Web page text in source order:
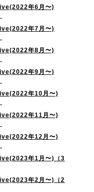
年6月〜)
年7月〜)
年8月〜)
年9月〜)
年10月〜)
年11月〜)
年12月〜)
年1月〜)（3
年2月〜)（2